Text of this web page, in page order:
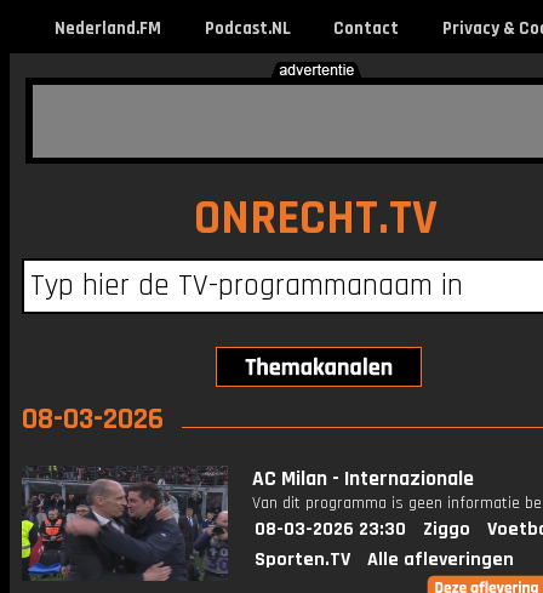
Nederland.FM Podcast.NL Contact Privacy &
ONRECHT.TV
08-03-2026
AC Milan - Internazionale
Van dit programma is geen informatie
08-03-2026 23:30 Ziggo
Sporten.TV
Alle afleveringen